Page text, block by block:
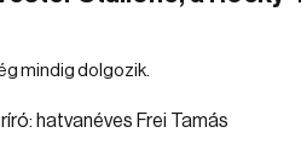
mindig dolgozik.